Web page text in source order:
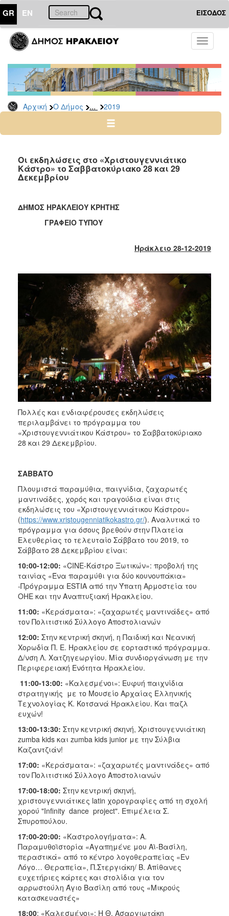
GR EN ΕΙΣΟΔΟΣ
Toggle
Αρχική Ο Δήμος ... 2019
ΔΗΜΟΣ
Δελτία
Τύπου
Αρχείο
2026
2024
2022
2021
2015
2013
2011
2010
2006
ΤΟΠΟΣ
ΠΟΛΙΤΙΣΜΟΣ
ΠΟΛΗ
Οι εκδηλώσεις στο «Χριστουγεννιάτικο
Κάστρο» το Σαββατοκύριακο 28 και 29
Δεκεμβρίου
ΔΗΜΟΣ ΗΡΑΚΛΕΙΟΥ ΚΡΗΤΗΣ
ΓΡΑΦΕΙΟ ΤΥΠΟΥ
Ηράκλειο 28-12-2019
Πολλές και ενδιαφέρουσες εκδηλώσεις
περιλαμβάνει το πρόγραμμα του
«Χριστουγεννιάτικου Κάστρου» το Σαββατοκύριακο
28 και 29 Δεκεμβρίου.
ΣΑΒΒΑΤΟ
Πλουμιστά παραμύθια, παιγνίδια, ζαχαρωτές
μαντινάδες, χορός και τραγούδια είναι στις
εκδηλώσεις του «Χριστουγεννιάτικου Κάστρου»
(https://www.xristougenniatikokastro.gr/). Αναλυτικά το
πρόγραμμα για όσους βρεθούν στην Πλατεία
Ελευθερίας το τελευταίο Σάββατο του 2019, το
Σάββατο 28 Δεκεμβρίου είναι:
10:00-12:00: «CΙNE-Κάστρο Ξωτικών»: προβολή της
ταινίας «Ένα παραμύθι για δύο κουνουπάκια»
-Πρόγραμμα ESTIA από την Ύπατη Αρμοστεία του
ΟΗΕ και την Αναπτυξιακή Ηρακλείου.
11:00: «Κεράσματα»: «ζαχαρωτές μαντινάδες» από
τον Πολιτιστικό Σύλλογο Αποστολιανών
12:00: Στην κεντρική σκηνή, η Παιδική και Νεανική
Χορωδία Π. Ε. Ηρακλείου σε εορταστικό πρόγραμμα.
Δ/νση Λ. Χατζηγεωργίου. Μία συνδιοργάνωση με την
Περιφερειακή Ενότητα Ηρακλείου.
11:00-13:00: «Καλεσμένοι»: Ευφυή παιχνίδια
στρατηγικής με το Μουσείο Αρχαίας Ελληνικής
Τεχνολογίας Κ. Κοτσανά Ηρακλείου. Και παζλ
ευχών!
13:00-13:30: Στην κεντρική σκηνή, Χριστουγεννιάτικη
zumba kids και zumba kids junior με την Σύλβια
Καζαντζιάν!
17:00: «Κεράσματα»: «ζαχαρωτές μαντινάδες» από
τον Πολιτιστικό Σύλλογο Αποστολιανών
17:00-18:00: Στην κεντρική σκηνή,
χριστουγεννιάτικες latin χορογραφίες από τη σχολή
χορού "Infinity dance project". Επιμέλεια Σ.
Σπυροπούλου.
17:00-20:00: «Καστρολογήματα»: Α.
Παραμυθοϊστορία «Αγαπημένε μου Αϊ-Βασίλη,
περαστικά» από το κέντρο λογοθεραπείας «Εν
Λόγο… Θεραπεία», Π.Στεργιάκη/ Β. Απίθανες
ευχετήριες κάρτες και στολίδια για τον
αρρωστούλη Άγιο Βασίλη από τους «Μικρούς
κατασκευαστές»
18:00: «Καλεσμένοι»: Η Θ. Ασαργιωτάκη